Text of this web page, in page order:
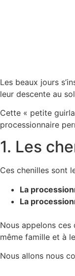
Les beaux jours
leur descente au
Cette « petite
processionnaire
1. Les
Ces chenilles sont
La
La
Nous appelons ces
même famille et à
Nous allons nous